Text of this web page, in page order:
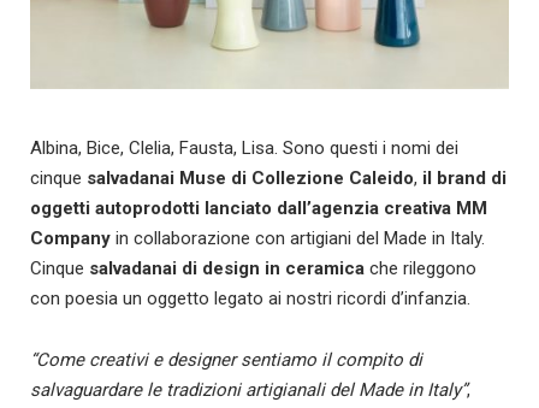
Albina, Bice, Clelia, Fausta, Lisa. Sono questi i nomi dei
cinque salvadanai Muse di Collezione Caleido, il brand di
oggetti autoprodotti lanciato dall’agenzia creativa MM
Company in collaborazione con artigiani del Made in Italy.
Cinque salvadanai di design in ceramica che rileggono
con poesia un oggetto legato ai nostri ricordi d’infanzia.
“Come creativi e designer sentiamo il compito di
salvaguardare le tradizioni artigianali del Made in Italy”,